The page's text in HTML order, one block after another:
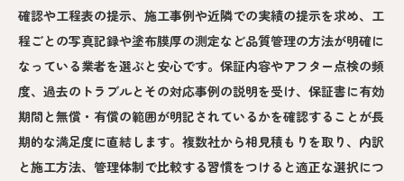
確認や工程表の提示、施工事例や近隣での実績の提示を求め、工
程ごとの写真記録や塗布膜厚の測定など品質管理の方法が明確に
なっている業者を選ぶと安心です。保証内容やアフター点検の頻
度、過去のトラブルとその対応事例の説明を受け、保証書に有効
期間と無償・有償の範囲が明記されているかを確認することが長
期的な満足度に直結します。複数社から相見積もりを取り、内訳
と施工方法、管理体制で比較する習慣をつけると適正な選択につ